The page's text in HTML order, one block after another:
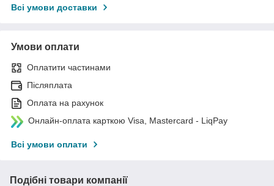
Всі умови доставки
Умови оплати
Оплатити частинами
Післяплата
Оплата на рахунок
Онлайн-оплата карткою Visa, Mastercard - LiqPay
Всі умови оплати
Подібні товари компанії